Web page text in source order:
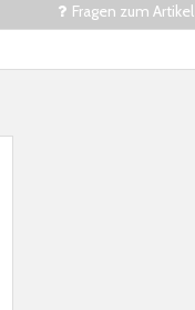
Fragen zum Artikel